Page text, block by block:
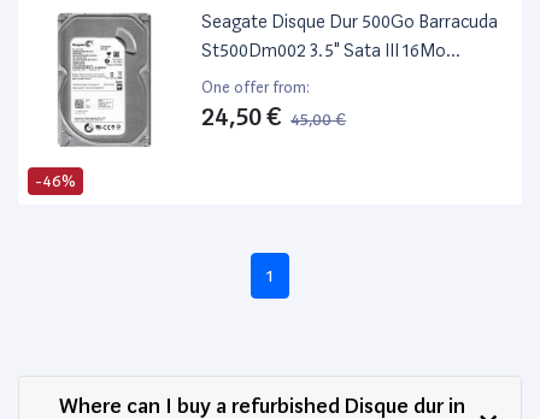
-46%
Seagate Disque Dur 500Go Barracuda
St500Dm002 3.5" Sata III 16Mo
7200.14
One offer from:
24,50 € 45,00 €
1
Where can I buy a refurbished Disque dur in